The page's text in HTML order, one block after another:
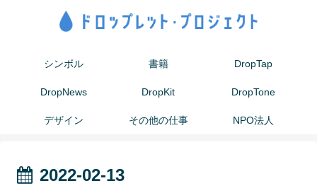
シンボル 書籍 DropTap
DropNews DropKit DropTone
デザイン その他の仕事 NPO法人
2022-02-13